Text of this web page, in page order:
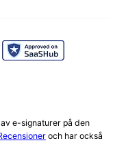
e-signaturer på den
och har också